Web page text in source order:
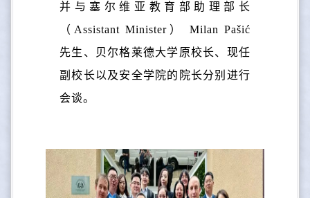
并与塞尔维亚教育部助理部长
（Assistant Minister） Milan Pašić
先生、贝尔格莱德大学原校长、现任
副校长以及安全学院的院长分别进行
会谈。